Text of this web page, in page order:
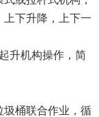
上下升降，上下一
升机构操作，简
圾桶联合作业，循